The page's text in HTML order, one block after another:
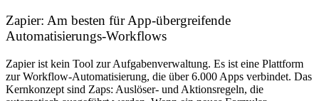
Zapier: Am besten für App-übergreifende
Automatisierungs-Workflows
Zapier ist kein Tool zur Aufgabenverwaltung. Es ist eine Plattform
zur Workflow-Automatisierung, die über 6.000 Apps verbindet. Das
Kernkonzept sind Zaps: Auslöser- und Aktionsregeln, die